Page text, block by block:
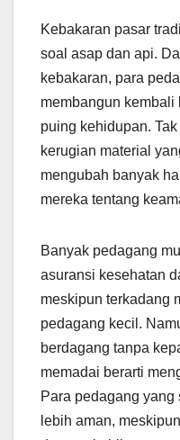
Kebakaran pasar
soal asap dan api.
kebakaran, para
membangun
puing kehidupan.
kerugian material
mengubah banyak
mereka tentang
Banyak pedagang
asuransi kesehatan
meskipun terkadang
pedagang kecil.
berdagang tanpa
memadai berarti
Para pedagang
lebih aman,